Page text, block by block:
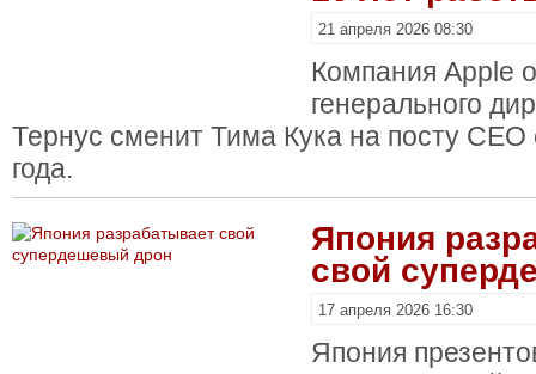
21 апреля 2026 08:30
Компания Apple
генерального
Тернус сменит Тима Кука на посту CEO
года.
Япония
свой
17 апреля 2026 16:30
Япония